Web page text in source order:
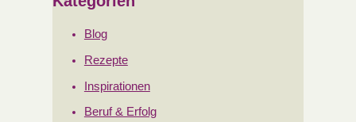
Blog
Rezepte
Inspirationen
Beruf & Erfolg